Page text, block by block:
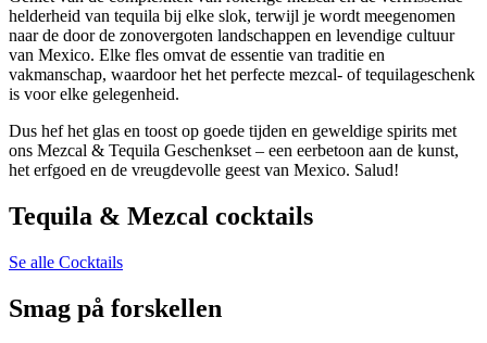
helderheid van tequila bij elke slok, terwijl je wordt meegenomen
naar de door de zonovergoten landschappen en levendige cultuur
van Mexico. Elke fles omvat de essentie van traditie en
vakmanschap, waardoor het het perfecte mezcal- of tequilageschenk
is voor elke gelegenheid.
Dus hef het glas en toost op goede tijden en geweldige spirits met
ons Mezcal & Tequila Geschenkset – een eerbetoon aan de kunst,
het erfgoed en de vreugdevolle geest van Mexico. Salud!
Tequila & Mezcal cocktails
Se alle Cocktails
Smag på forskellen